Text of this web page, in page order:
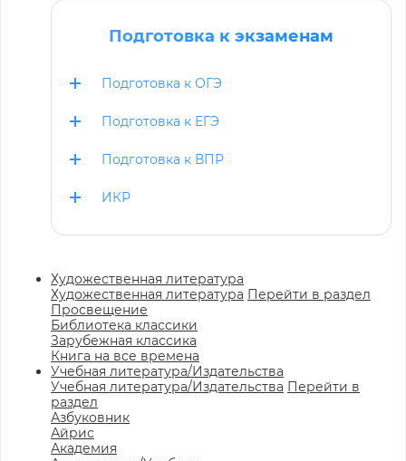
Подготовка к экзаменам
Подготовка к ОГЭ
Подготовка к ЕГЭ
Подготовка к ВПР
ИКР
Художественная литература
Художественная литература Перейти в раздел
Просвещение
Библиотека классики
Зарубежная классика
Книга на все времена
Учебная литература/Издательства
Учебная литература/Издательства Перейти в
раздел
Азбуковник
Айрис
Академия